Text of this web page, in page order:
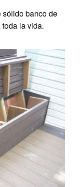
sólido banco de
la vida.